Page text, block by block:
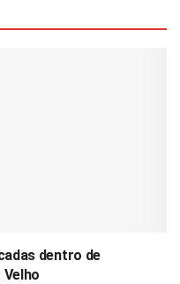
dentro de